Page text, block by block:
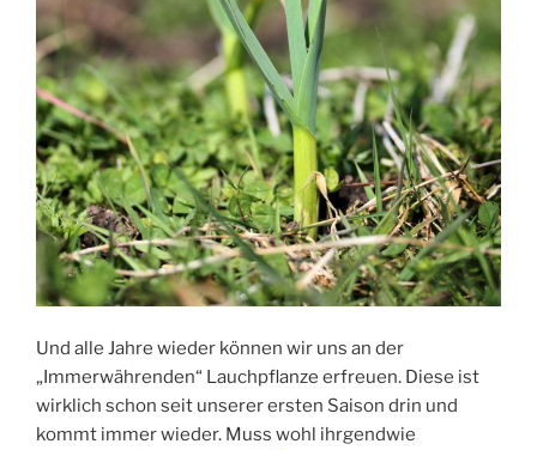
Und alle Jahre wieder können wir uns an der
„Immerwährenden“ Lauchpflanze erfreuen. Diese ist
wirklich schon seit unserer ersten Saison drin und
kommt immer wieder. Muss wohl ihrgendwie